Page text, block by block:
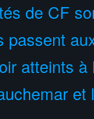
de CF
passent
atteints